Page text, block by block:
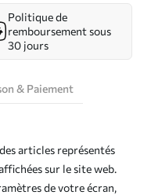
Politique de
remboursement sous
30 jours
& Paiement
articles représentés
sur le site web.
de votre écran,